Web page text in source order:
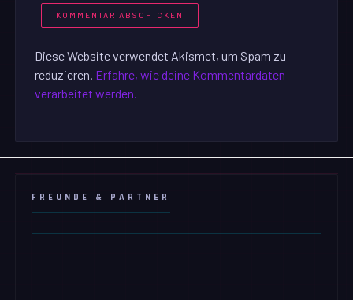
Diese Website verwendet Akismet, um Spam zu
reduzieren. Erfahre, wie deine Kommentardaten
verarbeitet werden.
FREUNDE & PARTNER